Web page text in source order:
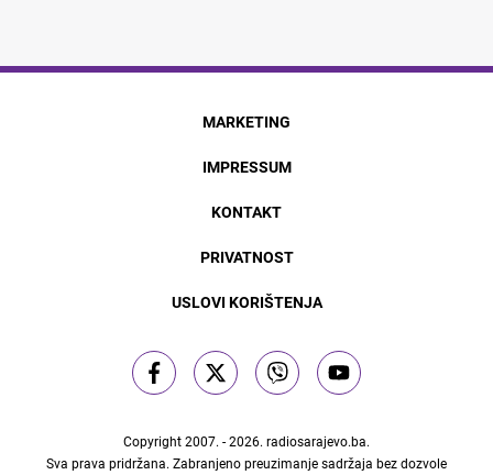
MARKETING
IMPRESSUM
KONTAKT
PRIVATNOST
USLOVI KORIŠTENJA
Copyright 2007. - 2026. radiosarajevo.ba.
Sva prava pridržana. Zabranjeno preuzimanje sadržaja bez dozvole